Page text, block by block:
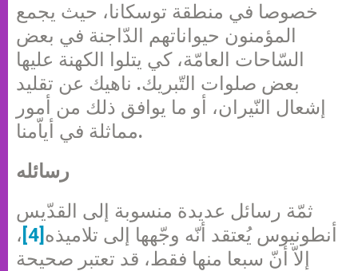
خصوصا في منطقة توسكانا، حيث يجمع
المؤمنون حيواناتهم الدّاجنة في بعض
السّاحات العامّة، كي يتلوا الكهنة عليها
بعض صلوات التّبريك. ناهيك عن تقليد
إشعال النّيران، أو ما يوافق ذلك من أمور
مماثلة في أياّمنا.
رسائله
ثمّة رسائل عديدة منسوبة إلى القدّيس
أنطونيوس يُعتقد أنّه وجّهها إلى تلاميذه [4]
،
إلاّ أنّ سبعا منها فقط، قد تعتبر صحيحة